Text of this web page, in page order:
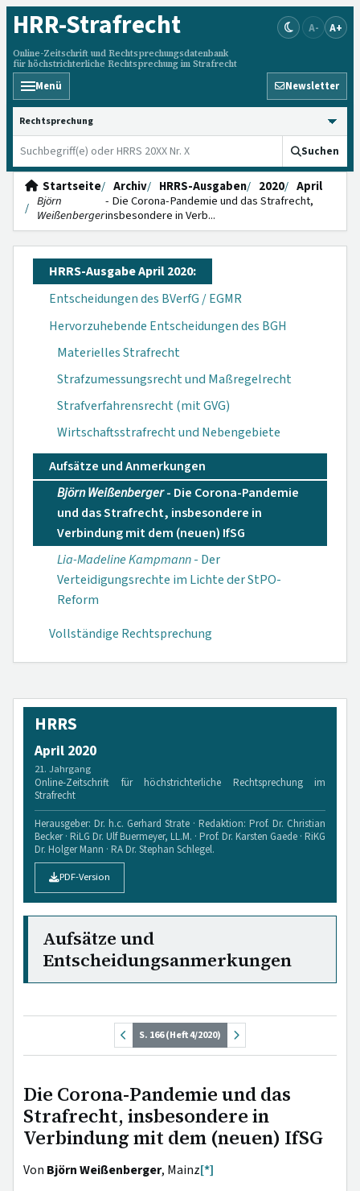
HRR-Strafrecht
Online-Zeitschrift und Rechtsprechungsdatenbank
für höchstrichterliche Rechtsprechung im Strafrecht
A- A+
Menü Newsletter
HRRS durchsuchen
Suchen
Startseite Archiv HRRS-Ausgaben 2020
April
Björn
Weißenberger
- Die Corona-Pandemie und das Strafrecht,
insbesondere in Verb...
HRRS-Ausgabe April 2020:
Entscheidungen des BVerfG / EGMR
Hervorzuhebende Entscheidungen des BGH
Materielles Strafrecht
Strafzumessungsrecht und Maßregelrecht
Strafverfahrensrecht (mit GVG)
Wirtschaftsstrafrecht und Nebengebiete
Aufsätze und Anmerkungen
Björn Weißenberger- Die Corona-Pandemie
und das Strafrecht, insbesondere in
Verbindung mit dem (neuen) IfSG
Lia-Madeline Kampmann- Der
Verteidigungsrechte im Lichte der StPO-
Reform
Vollständige Rechtsprechung
HRRS
April 2020
21. Jahrgang
Online-Zeitschrift für höchstrichterliche Rechtsprechung im
Strafrecht
Herausgeber: Dr. h.c. Gerhard Strate · Redaktion: Prof. Dr. Christian
Becker · RiLG Dr. Ulf Buermeyer, LL.M. · Prof. Dr. Karsten Gaede · RiKG
Dr. Holger Mann · RA Dr. Stephan Schlegel.
PDF-Version
Aufsätze und
Entscheidungsanmerkungen
S. 166 (Heft 4/2020)
Die Corona-Pandemie und das
Strafrecht, insbesondere in
Verbindung mit dem (neuen) IfSG
Von Björn Weißenberger, Mainz[*]